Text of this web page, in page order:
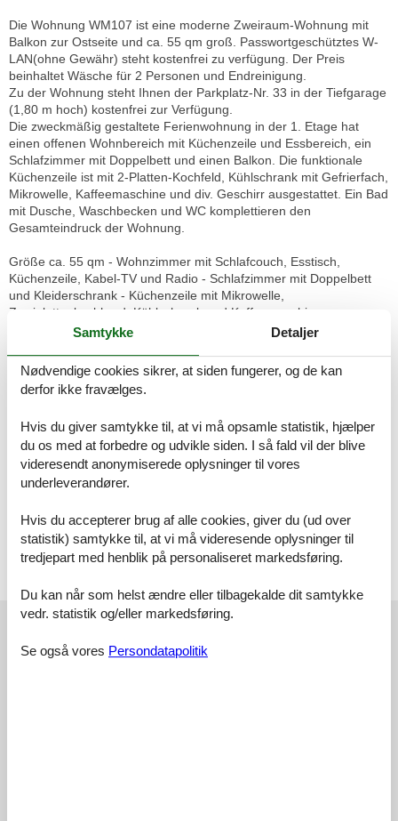
Die Wohnung WM107 ist eine moderne Zweiraum-Wohnung mit
Balkon zur Ostseite und ca. 55 qm groß. Passwortgeschütztes W-
LAN(ohne Gewähr) steht kostenfrei zu verfügung. Der Preis
beinhaltet Wäsche für 2 Personen und Endreinigung.
Zu der Wohnung steht Ihnen der Parkplatz-Nr. 33 in der Tiefgarage
(1,80 m hoch) kostenfrei zur Verfügung.
Die zweckmäßig gestaltete Ferienwohnung in der 1. Etage hat
einen offenen Wohnbereich mit Küchenzeile und Essbereich, ein
Schlafzimmer mit Doppelbett und einen Balkon. Die funktionale
Küchenzeile ist mit 2-Platten-Kochfeld, Kühlschrank mit Gefrierfach,
Mikrowelle, Kaffeemaschine und div. Geschirr ausgestattet. Ein Bad
mit Dusche, Waschbecken und WC komplettieren den
Gesamteindruck der Wohnung.
Größe ca. 55 qm - Wohnzimmer mit Schlafcouch, Esstisch,
Küchenzeile, Kabel-TV und Radio - Schlafzimmer mit Doppelbett
und Kleiderschrank - Küchenzeile mit Mikrowelle,
Zweiplattenkochherd, Kühlschrank und Kaffeemaschine -
Dusche/WC und Balkon zur Ostseite mit Meeresblick
Nur 10 m vom Strand wohnen Sie in einer modern eingerichteten
2-Raum-Ferienwohnung. Die 55 qm große Wohnung liegt in der 1.
Etage. Das Wohnzimmer ist mit einer Schlafcouch, Couchtisch,
Stühle) und Küchenzeile ausgestattet. Von dem Ost-Balkon hat
man einen wunderbaren Blick auf die Ostsee und auf den Baltic-
Park. Im Schlafzimmer stehen ein Doppelbett und ein
Kleiderschrank. Die Küchenzeile wurde modern ausgestattet mit
Toaster und Wasserkocher. Das Bad mit Dusche und WC
komplettiert die Wohnung.
Vor Ort
Eksterne anmeldelser
Vores gæsteanmeldelser
Samtykke Detaljer
Nødvendige cookies sikrer, at siden fungerer, og de kan
derfor ikke fravælges.
Hvis du giver samtykke til, at vi må opsamle statistik, hjælper
du os med at forbedre og udvikle siden. I så fald vil der blive
videresendt anonymiserede oplysninger til vores
underleverandører.
Hvis du accepterer brug af alle cookies, giver du (ud over
statistik) samtykke til, at vi må videresende oplysninger til
tredjepart med henblik på personaliseret markedsføring.
Du kan når som helst ændre eller tilbagekalde dit samtykke
vedr. statistik og/eller markedsføring.
Se også vores Persondatapolitik